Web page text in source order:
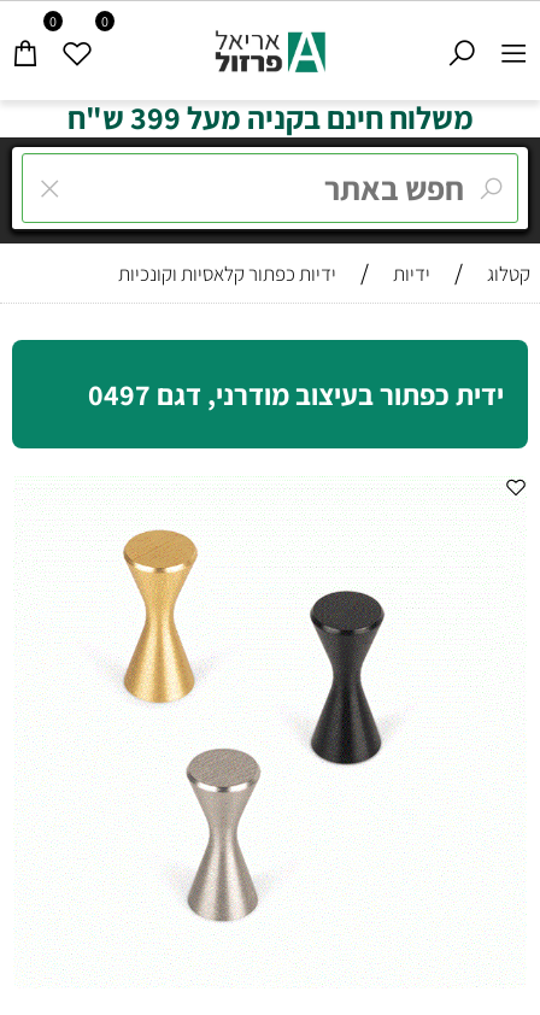
0 0
משלוח חינם בקניה מעל 399 ש"ח
קטלוג / ידיות / ידיות כפתור קלאסיות וקונכיות
ידית כפתור בעיצוב מודרני, דגם 0497